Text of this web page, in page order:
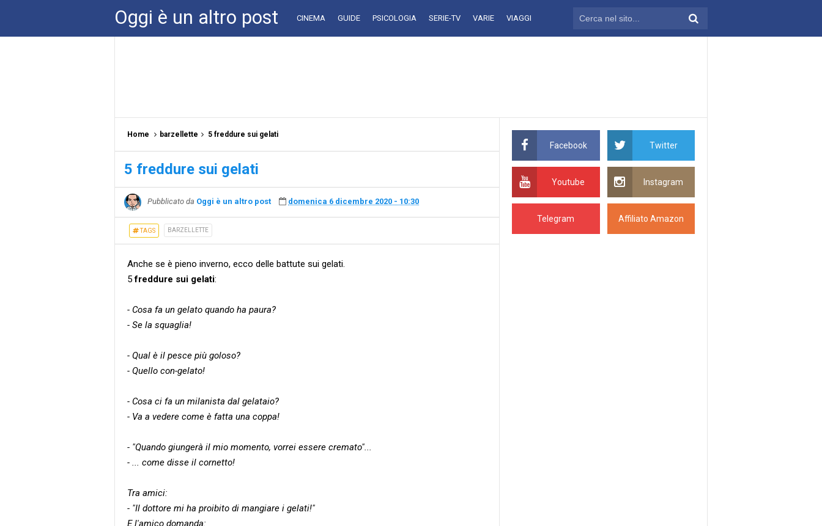
Oggi è un altro post CINEMA GUIDE PSICOLOGIA SERIE-TV VARIE VIAGGI
Home barzellette 5 freddure sui gelati
5 freddure sui gelati
Pubblicato da Oggi è un altro post domenica 6 dicembre 2020 - 10:30
TAGS BARZELLETTE
Anche se è pieno inverno, ecco delle battute sui gelati.
5freddure sui gelati:
- Cosa fa un gelato quando ha paura?
- Se la squaglia!
- Qual è il pesce più goloso?
- Quello con-gelato!
- Cosa ci fa un milanista dal gelataio?
- Va a vedere come è fatta una coppa!
- "Quando giungerà il mio momento, vorrei essere cremato"...
- ... come disse il cornetto!
Tra amici:
- "Il dottore mi ha proibito di mangiare i gelati!"
E l'amico domanda:
Facebook Twitter
Youtube Instagram
Telegram Affiliato Amazon